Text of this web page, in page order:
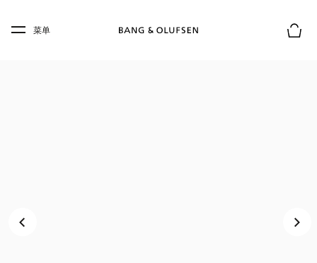
Skip to main footer
菜单